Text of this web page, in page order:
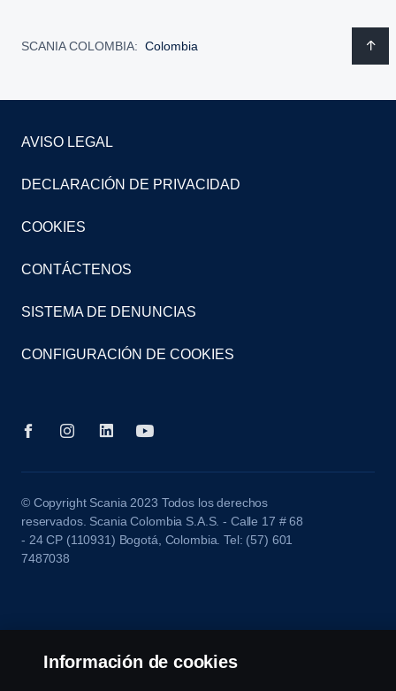
SCANIA COLOMBIA: Colombia
AVISO LEGAL
DECLARACIÓN DE PRIVACIDAD
COOKIES
CONTÁCTENOS
SISTEMA DE DENUNCIAS
CONFIGURACIÓN DE COOKIES
© Copyright Scania 2023 Todos los derechos
reservados. Scania Colombia S.A.S. - Calle 17 # 68
- 24 CP (110931) Bogotá, Colombia. Tel: (57) 601
7487038
Información de cookies